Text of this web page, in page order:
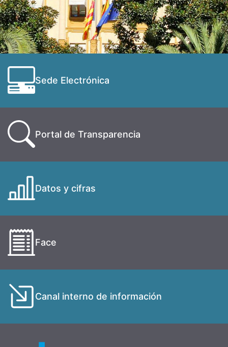
Sede Electrónica
Portal de Transparencia
Datos y cifras
Face
Canal interno de información